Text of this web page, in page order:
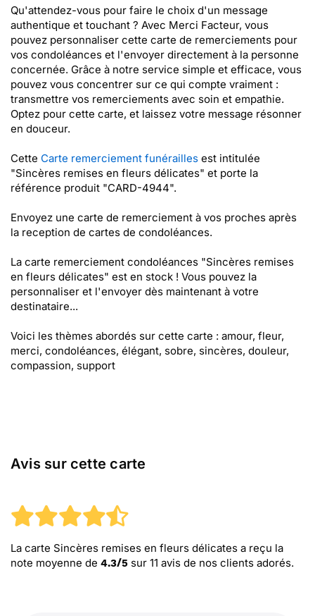
Qu'attendez-vous pour faire le choix d'un message
authentique et touchant ? Avec Merci Facteur, vous
pouvez personnaliser cette carte de remerciements pour
vos condoléances et l'envoyer directement à la personne
concernée. Grâce à notre service simple et efficace, vous
pouvez vous concentrer sur ce qui compte vraiment :
transmettre vos remerciements avec soin et empathie.
Optez pour cette carte, et laissez votre message résonner
en douceur.
Cette Carte remerciement funérailles est intitulée
"Sincères remises en fleurs délicates" et porte la
référence produit "CARD-4944".
Envoyez une carte de remerciement à vos proches après
la reception de cartes de condoléances.
La carte remerciement condoléances "Sincères remises
en fleurs délicates" est en stock ! Vous pouvez la
personnaliser et l'envoyer dès maintenant à votre
destinataire...
Voici les thèmes abordés sur cette carte : amour, fleur,
merci, condoléances, élégant, sobre, sincères, douleur,
compassion, support
Avis sur cette carte
La carte Sincères remises en fleurs délicates a reçu la
note moyenne de 4.3/5 sur 11 avis de nos clients adorés.